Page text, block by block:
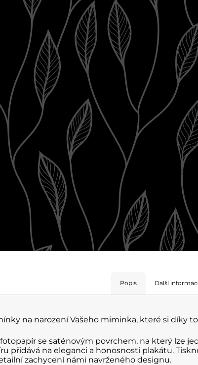
Popis Další
na narození Vašeho miminka, které si díky
se saténovým povrchem, na který lze
přidává na eleganci a honosnosti plakátu.
zachycení námi navrženého designu.